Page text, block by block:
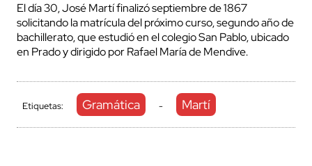
El día 30, José Martí finalizó septiembre de 1867
solicitando la matrícula del próximo curso, segundo año de
bachillerato, que estudió en el colegio San Pablo, ubicado
en Prado y dirigido por Rafael María de Mendive.
Etiquetas: Gramática - Martí